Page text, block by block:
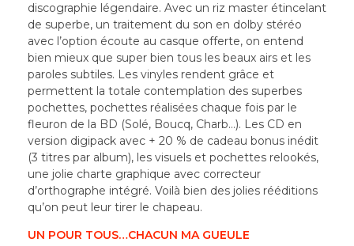
discographie légendaire. Avec un riz master étincelant
de superbe, un traitement du son en dolby stéréo
avec l’option écoute au casque offerte, on entend
bien mieux que super bien tous les beaux airs et les
paroles subtiles. Les vinyles rendent grâce et
permettent la totale contemplation des superbes
pochettes, pochettes réalisées chaque fois par le
fleuron de la BD (Solé, Boucq, Charb…). Les CD en
version digipack avec + 20 % de cadeau bonus inédit
(3 titres par album), les visuels et pochettes relookés,
une jolie charte graphique avec correcteur
d’orthographe intégré. Voilà bien des jolies rééditions
qu’on peut leur tirer le chapeau.
UN POUR TOUS…CHACUN MA GUEULE